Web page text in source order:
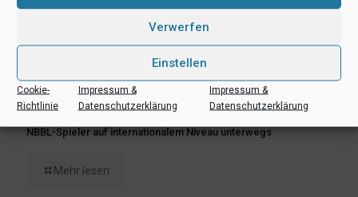
Verwerfen
Einstellen
Cookie-
Richtlinie
Impressum &
Datenschutzerklärung
Impressum &
Datenschutzerklärung
2. Juli 2023
NBBL-Spieler auf internationalem Niveau unterwegs
Mehr lesen